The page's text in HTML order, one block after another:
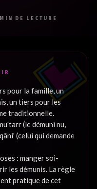
DE LECTURE
pour la famille, un
un tiers pour les
traditionnelle.
(le démuni nu,
(celui qui demande
: manger soi-
les démunis. La règle
pratique de cet